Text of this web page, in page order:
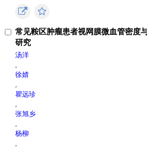
常见鞍区肿瘤患者视网膜微血管密度
研究
汤洋
,
徐婧
,
瞿远珍
,
张旭乡
,
杨柳
,